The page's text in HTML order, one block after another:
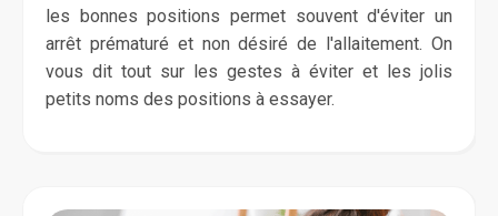
les bonnes positions permet souvent d'éviter un
arrêt prématuré et non désiré de l'allaitement. On
vous dit tout sur les gestes à éviter et les jolis
petits noms des positions à essayer.